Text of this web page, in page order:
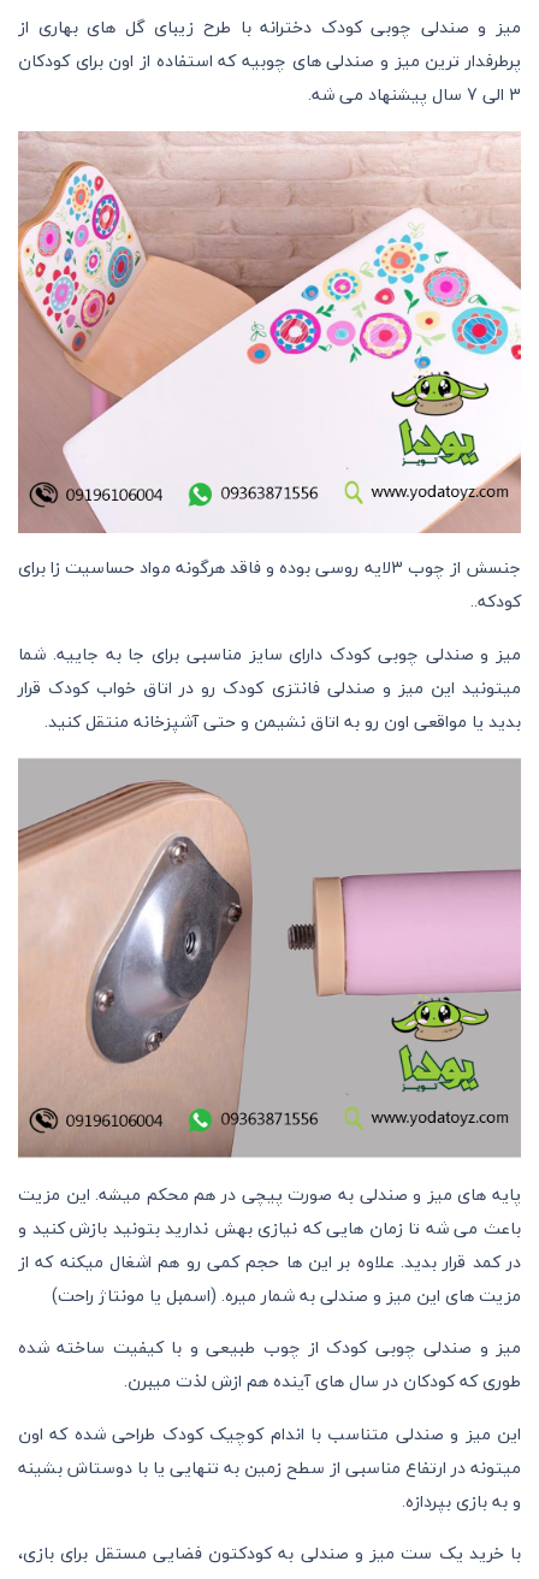
میز و صندلی چوبی کودک دخترانه با طرح زیبای گل های بهاری از
پرطرفدار ترین میز و صندلی های چوبیه که استفاده از اون برای کودکان
3 الی 7 سال پیشنهاد می شه.
جنسش از چوب 3لایه روسی بوده و فاقد هرگونه مواد حساسیت زا برای
کودکه..
میز و صندلی چوبی کودک دارای سایز مناسبی برای جا به جاییه. شما
میتونید این میز و صندلی فانتزی کودک رو در اتاق خواب کودک قرار
بدید یا مواقعی اون رو به اتاق نشیمن و حتی آشپزخانه منتقل کنید.
پایه های میز و صندلی به صورت پیچی در هم محکم میشه. این مزیت
باعث می شه تا زمان هایی که نیازی بهش ندارید بتونید بازش کنید و
در کمد قرار بدید. علاوه بر این ها حجم کمی رو هم اشغال میکنه که از
مزیت های این میز و صندلی به شمار میره. (اسمبل یا مونتاژ راحت)
میز و صندلی چوبی کودک از چوب طبیعی و با کیفیت ساخته شده
طوری که کودکان در سال های آینده هم ازش لذت میبرن.
این میز و صندلی متناسب با اندام کوچیک کودک طراحی شده که اون
میتونه در ارتفاع مناسبی از سطح زمین به تنهایی یا با دوستاش بشینه
و به بازی بپردازه.
با خرید یک ست میز و صندلی به کودکتون فضایی مستقل برای بازی،